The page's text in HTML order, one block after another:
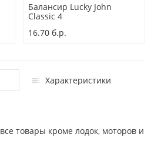
Балансир Lucky John
Classic 4
16.70 б.р.
Характеристики
товары кроме лодок, моторов и